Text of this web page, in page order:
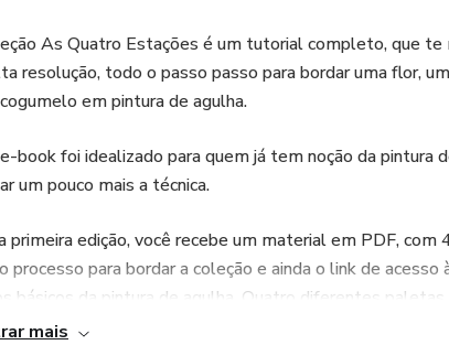
As Quatro Estações é um tutorial completo, que
resolução, todo o passo passo para bordar uma flor,
em pintura de agulha.
book foi idealizado para quem já tem noção da pintura
um pouco mais a técnica.
primeira edição, você recebe um material em PDF, com
processo para bordar a coleção e ainda o link de
básicos da pintura de agulha. Quatro diferentes paletas
conversão Anchor/DMC, e muitas dicas extras, também
mais